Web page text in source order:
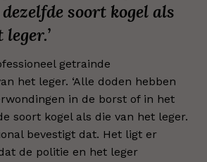
soort kogel als
getrainde
het leger. ‘Alle doden hebben
in de borst of in het
soort kogel als die van het leger.
bevestigt dat. Het ligt er
de politie en het leger